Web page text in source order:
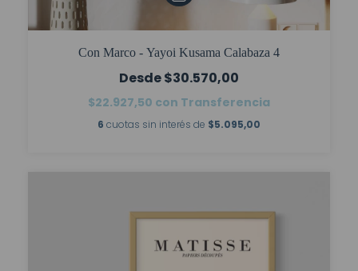
Con Marco - Yayoi Kusama Calabaza 4
$30.570,00
$22.927,50 con Transferencia
6 cuotas sin interés de $5.095,00